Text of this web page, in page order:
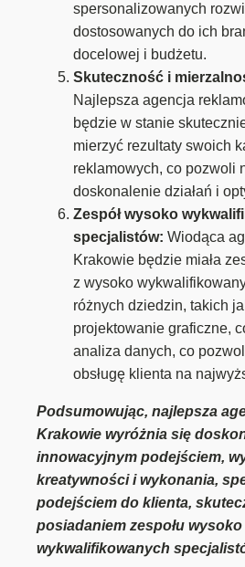
spersonalizowanych
dostosowanych do ich
docelowej i budżetu.
Skuteczność i
Najlepsza agencja
będzie w stanie
mierzyć rezultaty swoich
reklamowych, co pozwoli
doskonalenie działań i
Zespół wysoko
specjalistów: Wiodąca
Krakowie będzie miała
z wysoko
różnych dziedzin, takich
projektowanie graficzne,
analiza danych, co
obsługę klienta na
Podsumowując, najlepsza
Krakowie wyróżnia się
innowacyjnym podejściem,
kreatywności i wykonania,
podejściem do klienta,
posiadaniem zespołu wysoko
wykwalifikowanych